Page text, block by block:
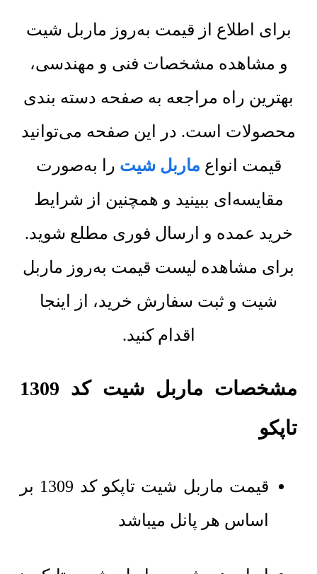
برای اطلاع از قیمت به‌روز ماربل شیت
و مشاهده مشخصات فنی و مهندسی،
بهترین راه مراجعه به صفحه دسته بندی
محصولات است. در این صفحه می‌توانید
قیمت انواع ماربل شیت را به‌صورت
مقایسه‌ای ببینید و همچنین از شرایط
خرید عمده و ارسال فوری مطلع شوید.
برای مشاهده لیست قیمت به‌روز ماربل
شیت و ثبت سفارش خرید، از اینجا
اقدام کنید.
مشخصات ماربل شیت کد 1309
تاپکو
قیمت ماربل شیت تاپکو کد 1309 بر
اساس هر پانل میباشد